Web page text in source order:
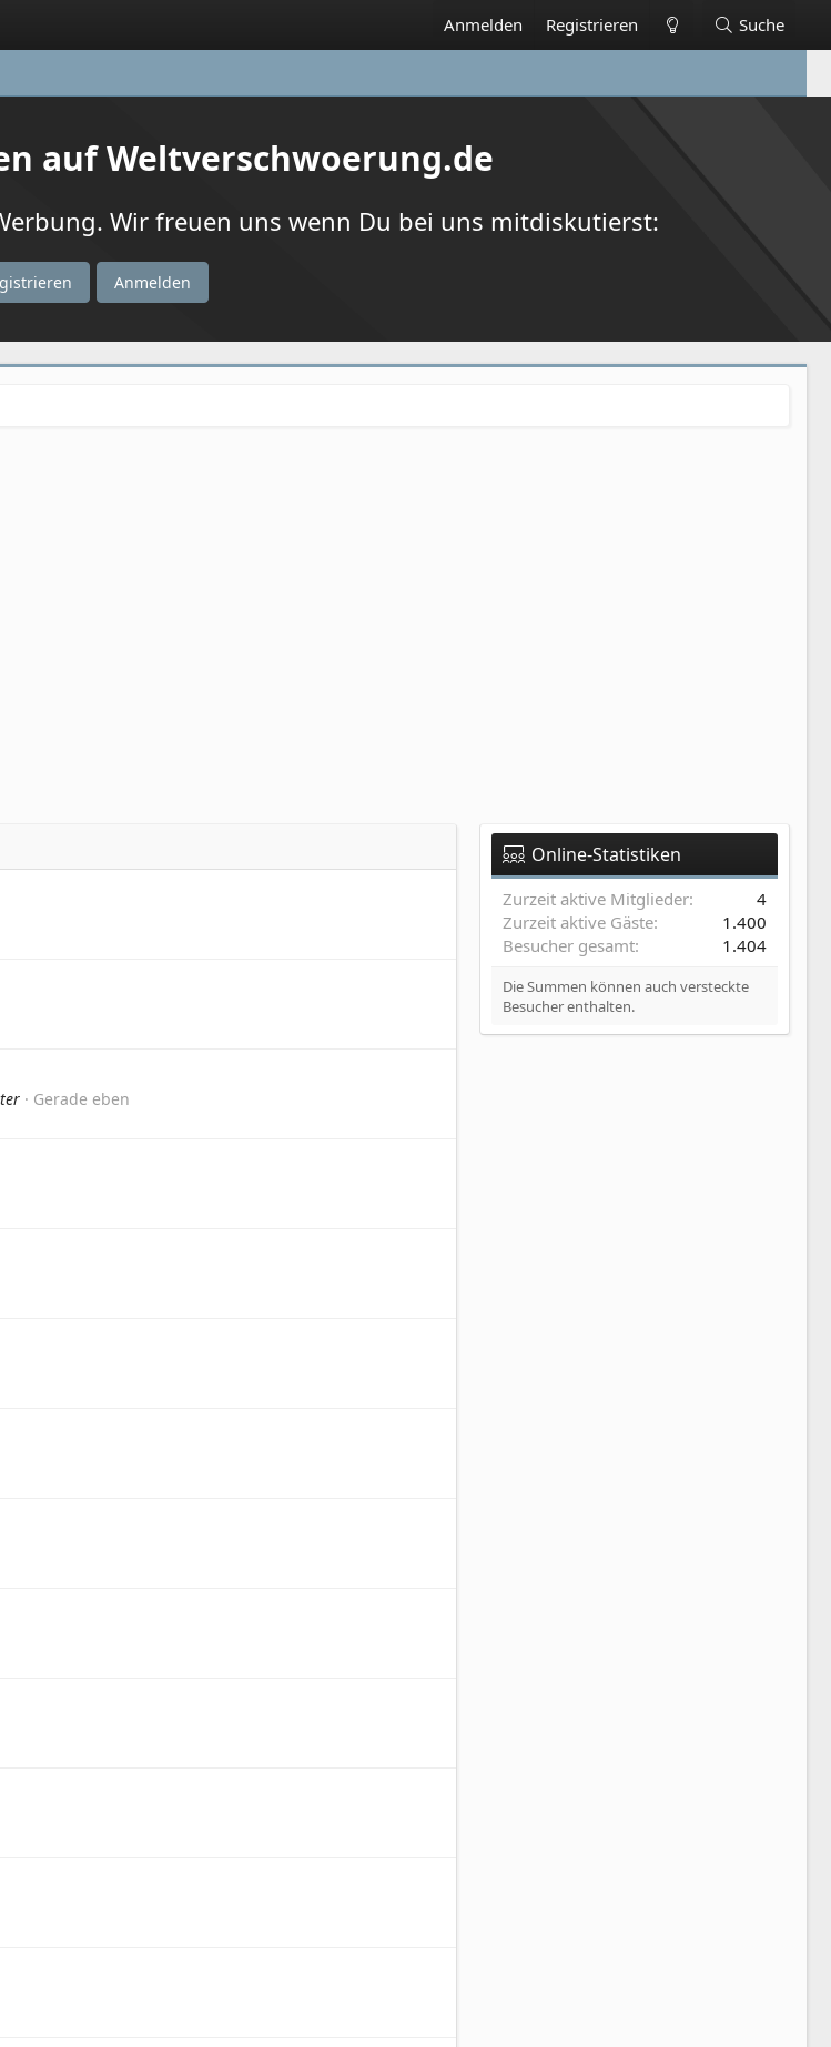
Anmelden Registrieren Suche
auf Weltverschwoerung.de
Wir freuen uns wenn Du bei uns mitdiskutierst:
Anmelden
Gerade eben
Online-Statistiken
Zurzeit aktive Mitglieder
4
Zurzeit aktive Gäste
1.400
Besucher gesamt
1.404
Die Summen können auch versteckte
Besucher enthalten.